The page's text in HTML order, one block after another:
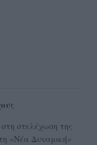
στελέχωση της
«Νέα Δυναμική»